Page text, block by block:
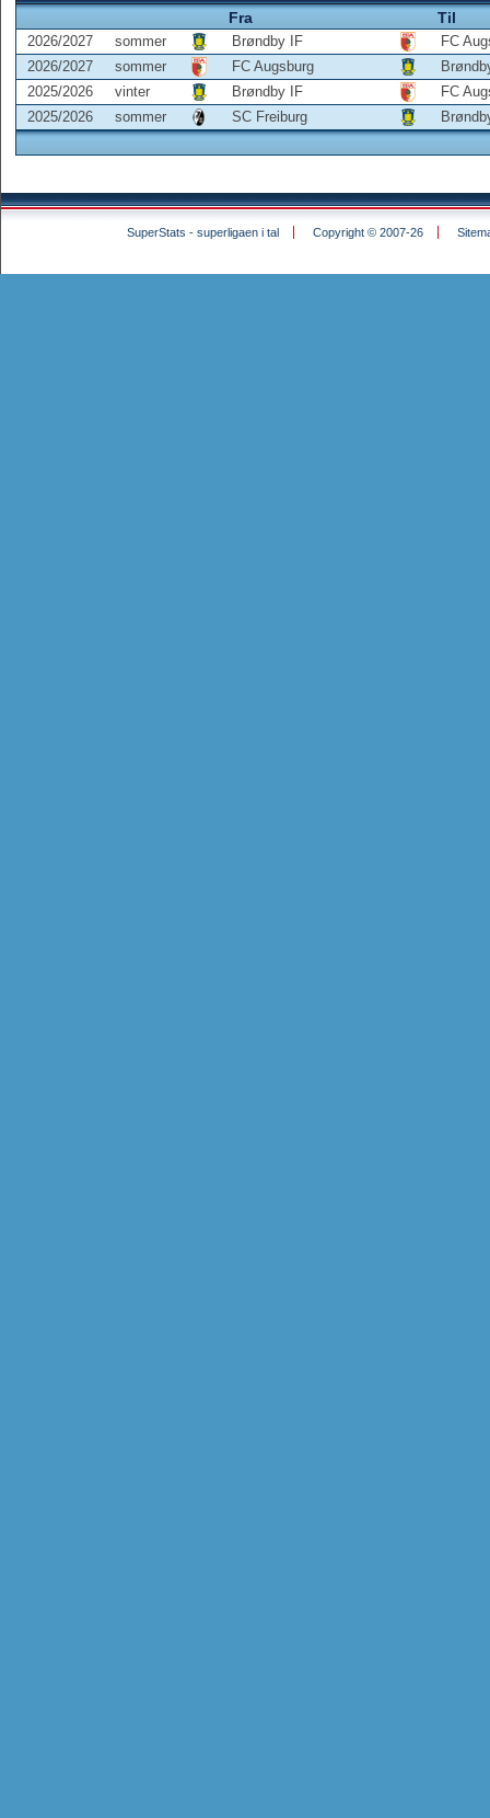
Fra
Til
2026/2027 sommer Brøndby IF
FC
2026/2027
sommer FC Augsburg
2025/2026
vinter Brøndby IF
FC
2025/2026
sommer SC Freiburg
SuperStats - superligaen i tal Copyright © 2007-26